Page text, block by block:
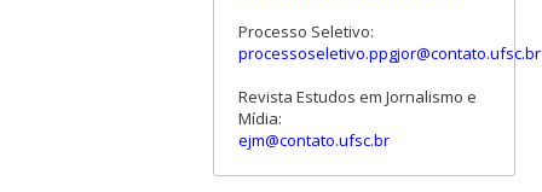
Processo Seletivo:
processoseletivo.ppgjor@contato.ufsc.br
Revista Estudos em Jornalismo e
Mídia:
ejm@contato.ufsc.br